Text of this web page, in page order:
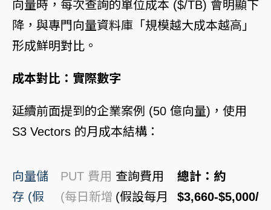
向量時，每次查詢的單位成本 ($/TB) 會明顯下
降，與專門向量資料庫「規模越大成本越高」
形成鮮明對比。
成本對比：實際數字
延續前面提到的企業案例 (50 億向量)，使用
S3 Vectors 的月成本結構：
向量儲
存 (假
PUT 費用
(每日新增
查詢費用
(假設每月
總計：約
$3,660-$5,000/